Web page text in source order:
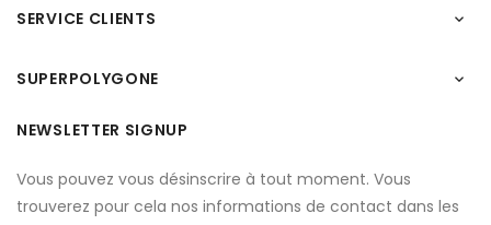
SERVICE CLIENTS 
SUPERPOLYGONE 
NEWSLETTER SIGNUP
Vous pouvez vous désinscrire à tout moment. Vous
trouverez pour cela nos informations de contact dans les